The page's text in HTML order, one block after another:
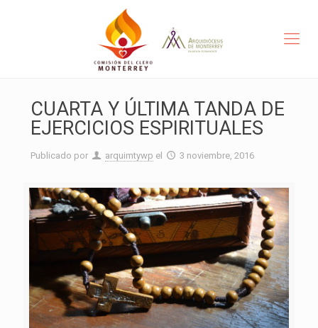
CUARTA Y ÚLTIMA TANDA DE
EJERCICIOS ESPIRITUALES
Publicado por arquimtywp el 3 noviembre, 2016